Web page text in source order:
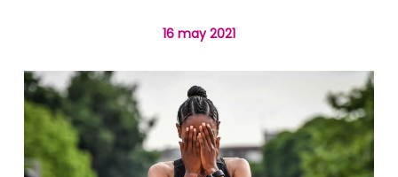
16 may 2021